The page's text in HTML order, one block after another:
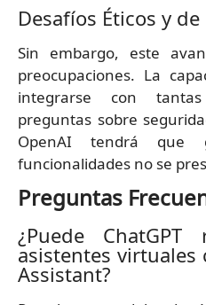
Desafíos Éticos y
Sin embargo, este
preocupaciones. La
integrarse con
preguntas sobre
OpenAI tendrá que
funcionalidades no se
Preguntas
¿Puede
asistentes virtuales
Assistant?